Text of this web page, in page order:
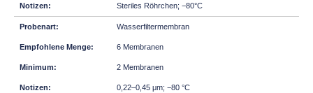
Steriles Röhrchen; −80°C
Wasserfiltermembran
6 Membranen
2 Membranen
0,22–0,45 μm; −80 °C